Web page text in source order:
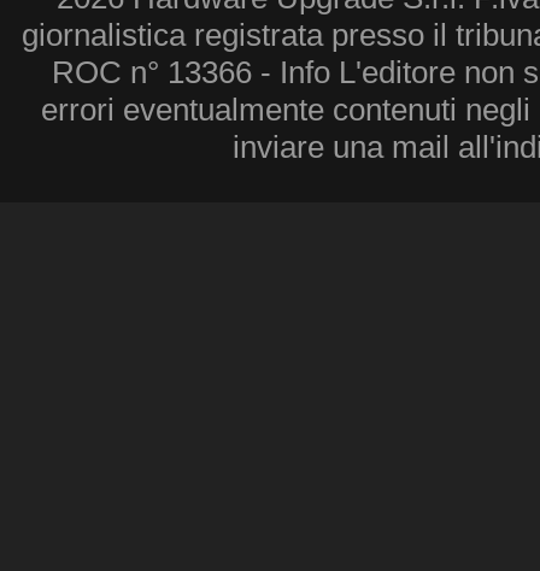
giornalistica registrata presso il
ROC n° 13366 - Info L'editore non
errori eventualmente contenuti
inviare una mail